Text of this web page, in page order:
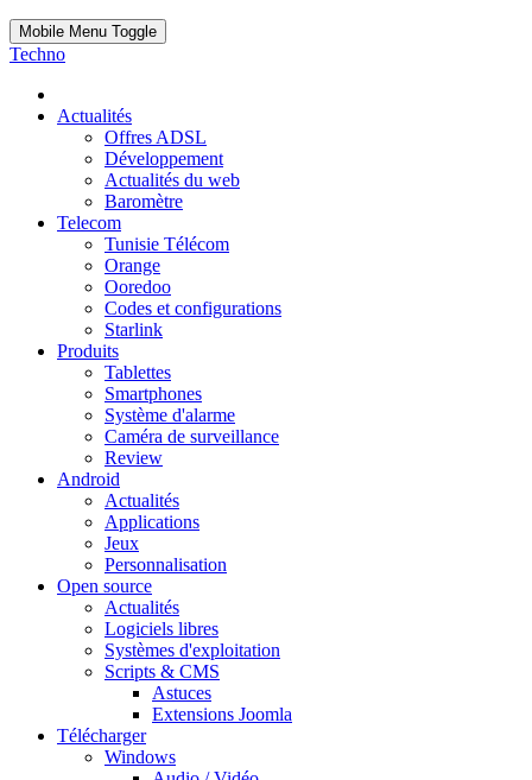
Mobile Menu Toggle
Techno
Actualités
Offres ADSL
Développement
Actualités du web
Baromètre
Telecom
Tunisie Télécom
Orange
Ooredoo
Codes et configurations
Starlink
Produits
Tablettes
Smartphones
Système d'alarme
Caméra de surveillance
Review
Android
Actualités
Applications
Jeux
Personnalisation
Open source
Actualités
Logiciels libres
Systèmes d'exploitation
Scripts & CMS
Astuces
Extensions Joomla
Télécharger
Windows